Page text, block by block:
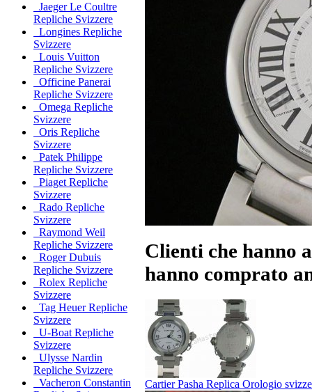
Jaeger Le Coultre
Repliche Svizzere
Longines Repliche
Svizzere
Louis Vuitton
Repliche Svizzere
Officine Panerai
Repliche Svizzere
Omega Repliche
Svizzere
Oris Repliche
Svizzere
Patek Philippe
Repliche Svizzere
Piaget Repliche
Svizzere
Rado Repliche
Svizzere
Raymond Weil
Repliche Svizzere
Roger Dubuis
Repliche Svizzere
Rolex Repliche
Svizzere
Tag Heuer Repliche
Svizzere
U-Boat Repliche
Svizzere
Ulysse Nardin
Repliche Svizzere
Vacheron Constantin
Clienti che hanno
hanno comprato
Cartier Pasha Replica Orologio